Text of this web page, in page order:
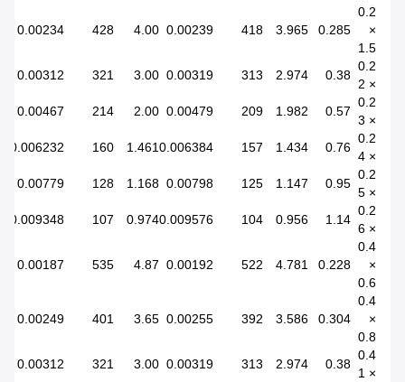
0.2
×
1.5
0.285
3.965
418
0.00239
4.00
428
0.00234
0.2
× 2
0.38
2.974
313
0.00319
3.00
321
0.00312
0.2
× 3
0.57
1.982
209
0.00479
2.00
214
0.00467
0.2
× 4
0.76
1.434
157
0.006384
1.461
160
0.006232
0.2
× 5
0.95
1.147
125
0.00798
1.168
128
0.00779
0.2
× 6
1.14
0.956
104
0.009576
0.974
107
0.009348
0.4
×
0.6
0.228
4.781
522
0.00192
4.87
535
0.00187
0.4
×
0.8
0.304
3.586
392
0.00255
3.65
401
0.00249
0.4
× 1
0.38
2.974
313
0.00319
3.00
321
0.00312